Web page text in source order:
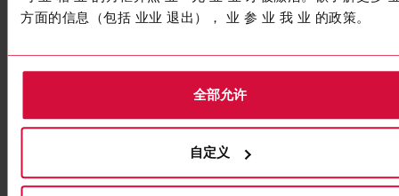
方面的信息（包括 业业 退出）， 业 参 业 我 业 的政策。
全部允许
自定义
接头胶带